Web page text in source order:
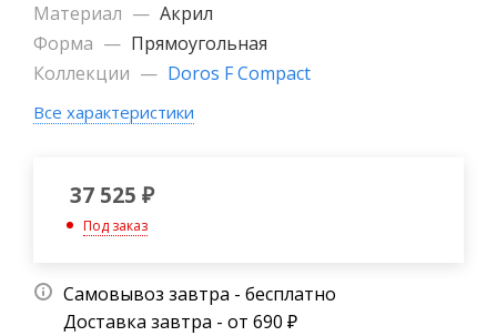
Материал — Акрил
Форма — Прямоугольная
Коллекции — Doros F Compact
Все характеристики
37 525 ₽
Под заказ
Самовывоз завтра - бесплатно
Доставка завтра - от 690 ₽